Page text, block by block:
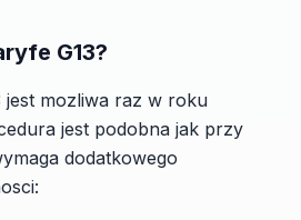
G13?
jest mozliwa raz w roku
jest podobna jak przy
dodatkowego